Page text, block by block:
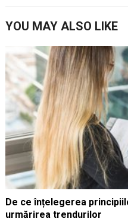
YOU MAY ALSO LIKE
De ce înțelegerea
urmărirea trendurilor